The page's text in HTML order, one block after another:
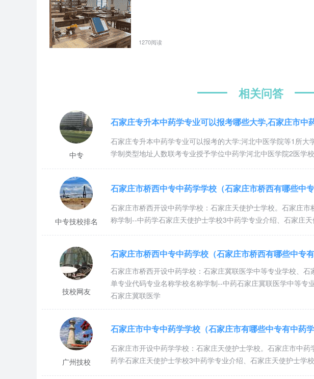
开用人单位与毕业生就业双向选择会，不定期召开各种小型的毕业生就业洽谈会，毕业生
国、德国、澳大利亚，菲律宾等国家的医学院校、科研机构建立了友好校际关系。学校还
秀学生到国外就业。许多毕业生成才创业取得了骄人的成绩，一批优秀毕业生已成为中、
当前，在科学发展观指引下，学校党政领导奋发进取，积极探索民办高校发展之路，
程”，全面提高办学水平，朝着又好又快的发展道路开拓奋进。
招生专业
普通中专
护理专业 3年
7000元/年，国家
补贴
2300元，实交
4700元
年满15周的应
生
口腔修复工艺专
3年
7000元/年，国家
补贴
2300元，实交
年满15周的应
生
中药学 3年
补贴
元
年满15周的应
7000元/年，国家
1270阅读
相关问答
中专
石家庄专升本中药学专业可以报考哪些大学,石家庄市中
石家庄专升本中药学专业可以报考的大学:河北中医学院等1所
学制类型地址人数联考专业授予学位中药学河北中医学院2医学
中专技校排名
石家庄市桥西中专中药学学校（石家庄市桥西有哪些中
石家庄市桥西开设中药学学校：石家庄天使护士学校。石家庄
称学制--中药学石家庄天使护士学校3中药学专业介绍、石家庄
技校网友
石家庄市桥西中专中药学校（石家庄市桥西有哪些中专有
石家庄市桥西开设中药学校：石家庄冀联医学中等专业学校、
单专业代码专业名称学校名称学制--中药石家庄冀联医学中等专
石家庄冀联医学
广州技校
石家庄市中专中药学学校（石家庄市有哪些中专有中药学
石家庄市开设中药学学校：石家庄天使护士学校。石家庄市中
药学石家庄天使护士学校3中药学专业介绍、石家庄天使护士学校